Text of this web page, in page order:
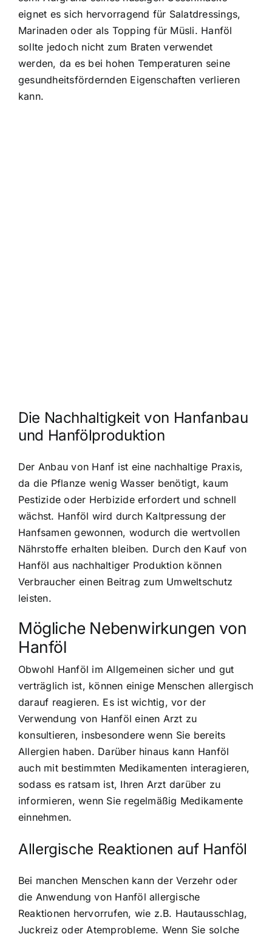
eignet es sich hervorragend für Salatdressings,
Marinaden oder als Topping für Müsli. Hanföl
sollte jedoch nicht zum Braten verwendet
werden, da es bei hohen Temperaturen seine
gesundheitsfördernden Eigenschaften verlieren
kann.
Die Nachhaltigkeit von Hanfanbau
und Hanfölproduktion
Der Anbau von Hanf ist eine nachhaltige Praxis,
da die Pflanze wenig Wasser benötigt, kaum
Pestizide oder Herbizide erfordert und schnell
wächst. Hanföl wird durch Kaltpressung der
Hanfsamen gewonnen, wodurch die wertvollen
Nährstoffe erhalten bleiben. Durch den Kauf von
Hanföl aus nachhaltiger Produktion können
Verbraucher einen Beitrag zum Umweltschutz
leisten.
Mögliche Nebenwirkungen von
Hanföl
Obwohl Hanföl im Allgemeinen sicher und gut
verträglich ist, können einige Menschen allergisch
darauf reagieren. Es ist wichtig, vor der
Verwendung von Hanföl einen Arzt zu
konsultieren, insbesondere wenn Sie bereits
Allergien haben. Darüber hinaus kann Hanföl
auch mit bestimmten Medikamenten interagieren,
sodass es ratsam ist, Ihren Arzt darüber zu
informieren, wenn Sie regelmäßig Medikamente
einnehmen.
Allergische Reaktionen auf Hanföl
Bei manchen Menschen kann der Verzehr oder
die Anwendung von Hanföl allergische
Reaktionen hervorrufen, wie z.B. Hautausschlag,
Juckreiz oder Atemprobleme. Wenn Sie solche